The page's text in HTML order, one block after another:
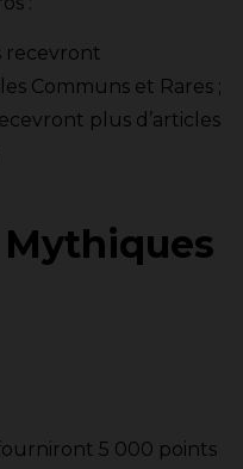
recevront
Communs et Rares ;
plus d’articles
5 000 points